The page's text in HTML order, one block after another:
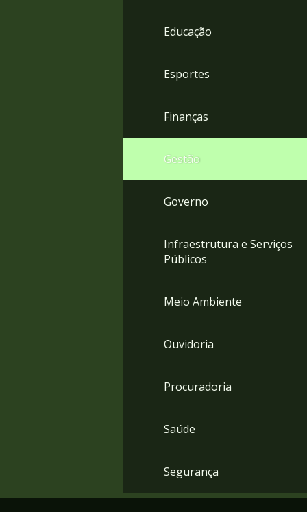
Educação
Esportes
Finanças
Gestão
Governo
Infraestrutura e Serviços
Públicos
Meio Ambiente
Ouvidoria
Procuradoria
Saúde
Segurança